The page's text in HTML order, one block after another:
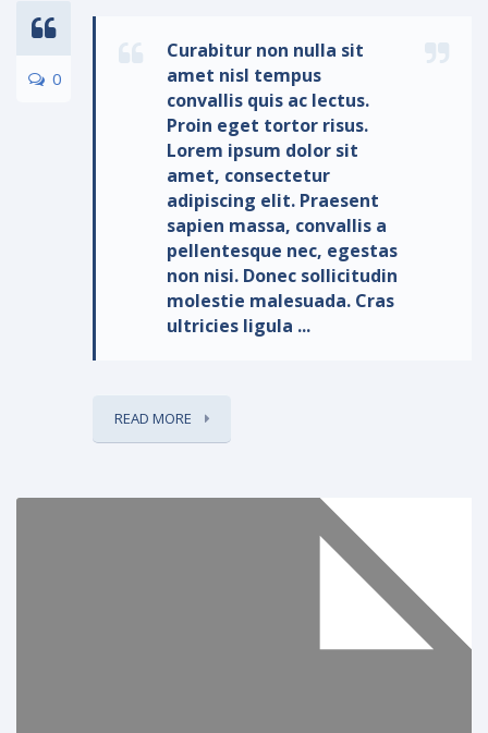
0
Curabitur non nulla sit
amet nisl tempus
convallis quis ac lectus.
Proin eget tortor risus.
Lorem ipsum dolor sit
amet, consectetur
adipiscing elit. Praesent
sapien massa, convallis a
pellentesque nec, egestas
non nisi. Donec sollicitudin
molestie malesuada. Cras
ultricies ligula ...
READ MORE